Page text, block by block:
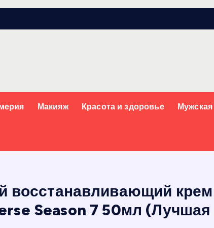
Макияж Красота и здоровье
восстанавливающий
Season 7 50мл